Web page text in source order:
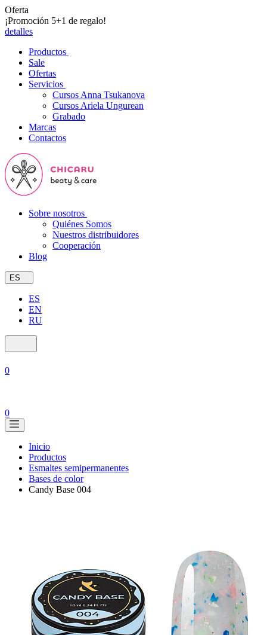
Oferta
¡Promoción 5+1 de regalo!
detalles
Productos
Sale
Ofertas
Servicios
Cursos Anna Tsukanova
Cursos Ariela Ungurean
Grabado
Marcas
Contactos
Sobre nosotros
Quiénes Somos
Nuestros distribuidores
Cooperación
Blog
ES
ES
EN
RU
0
0
Inicio
Productos
Esmaltes semipermanentes
Bases de color
Candy Base 004